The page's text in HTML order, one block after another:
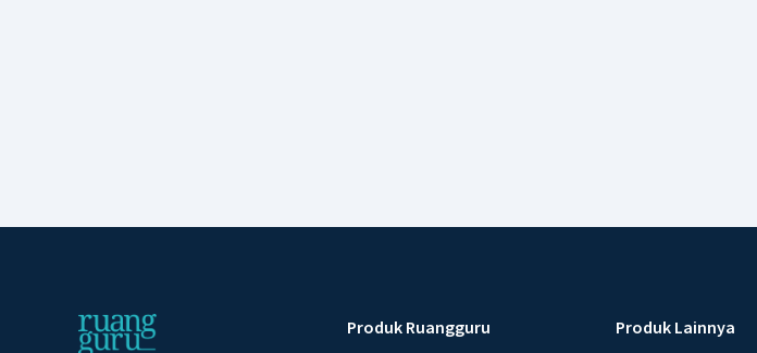
Produk Ruangguru Produk Lainnya